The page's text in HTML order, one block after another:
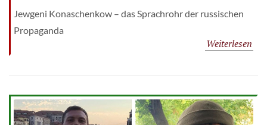
Jewgeni Konaschenkow – das Sprachrohr der russischen
Propaganda
Weiterlesen